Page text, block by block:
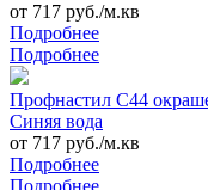
от 717 руб./м.кв
Подробнее
Подробнее
Профнастил С44
Синяя вода
от 717 руб./м.кв
Подробнее